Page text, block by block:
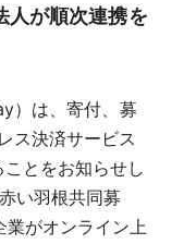
人が順次連携を
）は、寄付、募
ス決済サービス
ことをお知らせし
い羽根共同募
業がオンライン上